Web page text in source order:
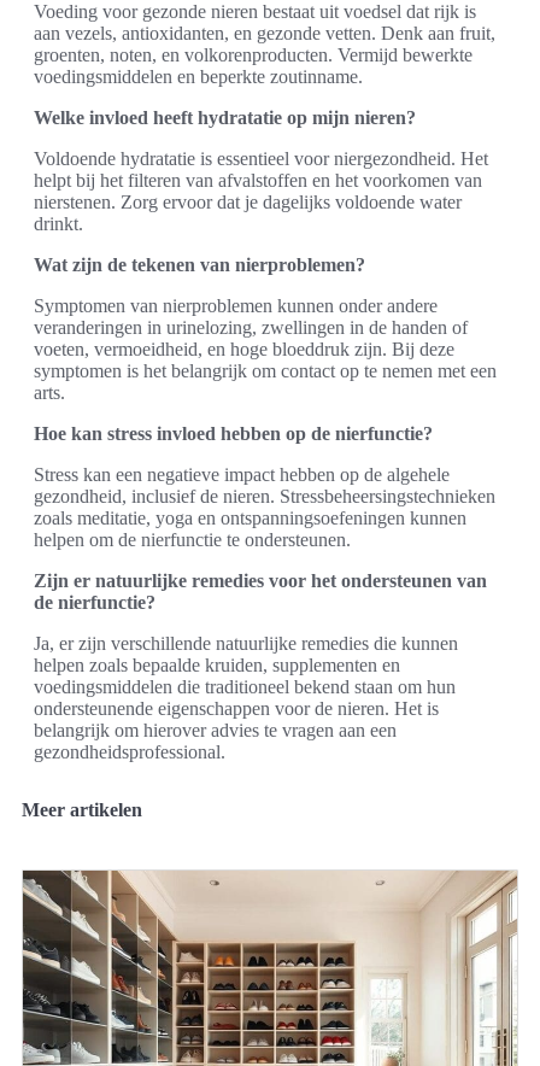
Voeding voor gezonde nieren bestaat uit voedsel dat rijk is
aan vezels, antioxidanten, en gezonde vetten. Denk aan fruit,
groenten, noten, en volkorenproducten. Vermijd bewerkte
voedingsmiddelen en beperkte zoutinname.
Welke invloed heeft hydratatie op mijn nieren?
Voldoende hydratatie is essentieel voor niergezondheid. Het
helpt bij het filteren van afvalstoffen en het voorkomen van
nierstenen. Zorg ervoor dat je dagelijks voldoende water
drinkt.
Wat zijn de tekenen van nierproblemen?
Symptomen van nierproblemen kunnen onder andere
veranderingen in urinelozing, zwellingen in de handen of
voeten, vermoeidheid, en hoge bloeddruk zijn. Bij deze
symptomen is het belangrijk om contact op te nemen met een
arts.
Hoe kan stress invloed hebben op de nierfunctie?
Stress kan een negatieve impact hebben op de algehele
gezondheid, inclusief de nieren. Stressbeheersingstechnieken
zoals meditatie, yoga en ontspanningsoefeningen kunnen
helpen om de nierfunctie te ondersteunen.
Zijn er natuurlijke remedies voor het ondersteunen van
de nierfunctie?
Ja, er zijn verschillende natuurlijke remedies die kunnen
helpen zoals bepaalde kruiden, supplementen en
voedingsmiddelen die traditioneel bekend staan om hun
ondersteunende eigenschappen voor de nieren. Het is
belangrijk om hierover advies te vragen aan een
gezondheidsprofessional.
Meer artikelen